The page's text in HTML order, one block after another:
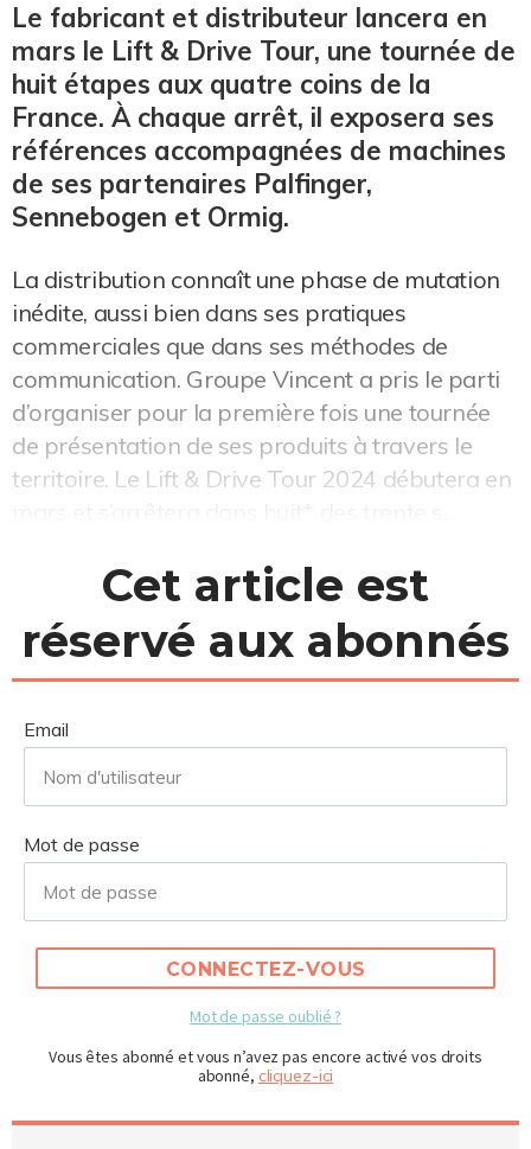
Le fabricant et distributeur lancera en
mars le Lift & Drive Tour, une tournée de
huit étapes aux quatre coins de la
France. À chaque arrêt, il exposera ses
références accompagnées de machines
de ses partenaires Palfinger,
Sennebogen et Ormig.
La distribution connaît une phase de mutation
inédite, aussi bien dans ses pratiques
commerciales que dans ses méthodes de
communication. Groupe Vincent a pris le parti
d’organiser pour la première fois une tournée
de présentation de ses produits à travers le
territoire. Le Lift & Drive Tour 2024 débutera en
Cet article est
réservé aux abonnés
Email
Mot de passe
CONNECTEZ-VOUS
Mot de passe oublié ?
Vous êtes abonné et vous n’avez pas encore activé vos droits
abonné, cliquez-ici